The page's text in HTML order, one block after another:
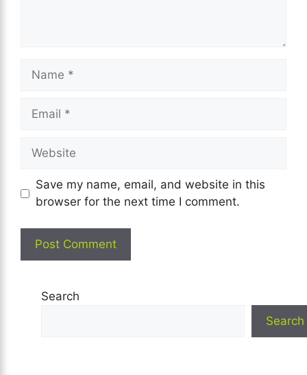
Name
Email
Website
Save my name, email, and website in this
browser for the next time I comment.
Search
Search